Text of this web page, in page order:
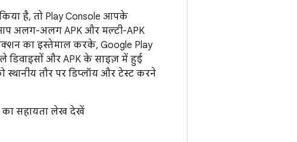
है, तो Play Console आपके
अलग-अलग APK और मल्टी-APK
का इस्तेमाल करके, Google Play
डिवाइसों और APK के साइज़ में हुई
तौर पर डिप्लॉय और टेस्ट करने
का सहायता लेख देखें